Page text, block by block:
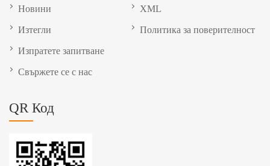
Новини
Изтегли
Изпратете запитване
Свържете се с нас
XML
Политика за поверителност
QR Код